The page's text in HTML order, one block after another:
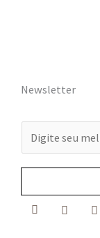
Newsletter
-
a